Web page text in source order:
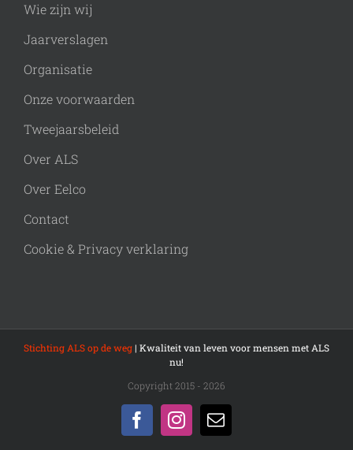
Wie zijn wij
Jaarverslagen
Organisatie
Onze voorwaarden
Tweejaarsbeleid
Over ALS
Over Eelco
Contact
Cookie & Privacy verklaring
Stichting ALS op de weg| Kwaliteit van leven voor mensen met ALS
nu!
Copyright 2015 - 2026
FacebookInstagram
E-